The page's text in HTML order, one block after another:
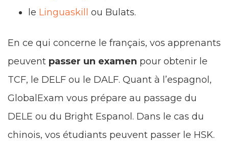
le Linguaskill ou Bulats.
En ce qui concerne le français, vos apprenants
peuvent passer un examen pour obtenir le
TCF, le DELF ou le DALF. Quant à l’espagnol,
GlobalExam vous prépare au passage du
DELE ou du Bright Espanol. Dans le cas du
chinois, vos étudiants peuvent passer le HSK.